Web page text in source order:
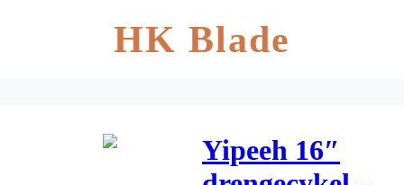
HK Blade
Yipeeh 16″